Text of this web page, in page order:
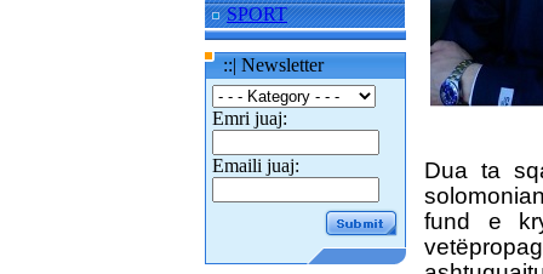
SPORT
::| Newsletter
Emri juaj:
Emaili juaj:
Dua ta
fund e